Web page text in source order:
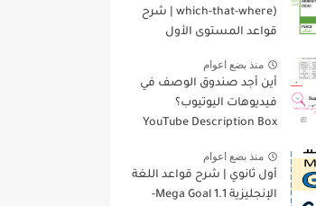
which-that-where) | شرح
قواعد المستوى الأول
منذ بضع اعوام
أين أجد صندوق الوصف في
فيديوهات اليوتيوب؟
YouTube Description Box
منذ بضع اعوام
أول ثانوي | شرح قواعد اللغة
الإنجليزية 1.1 Mega Goal-